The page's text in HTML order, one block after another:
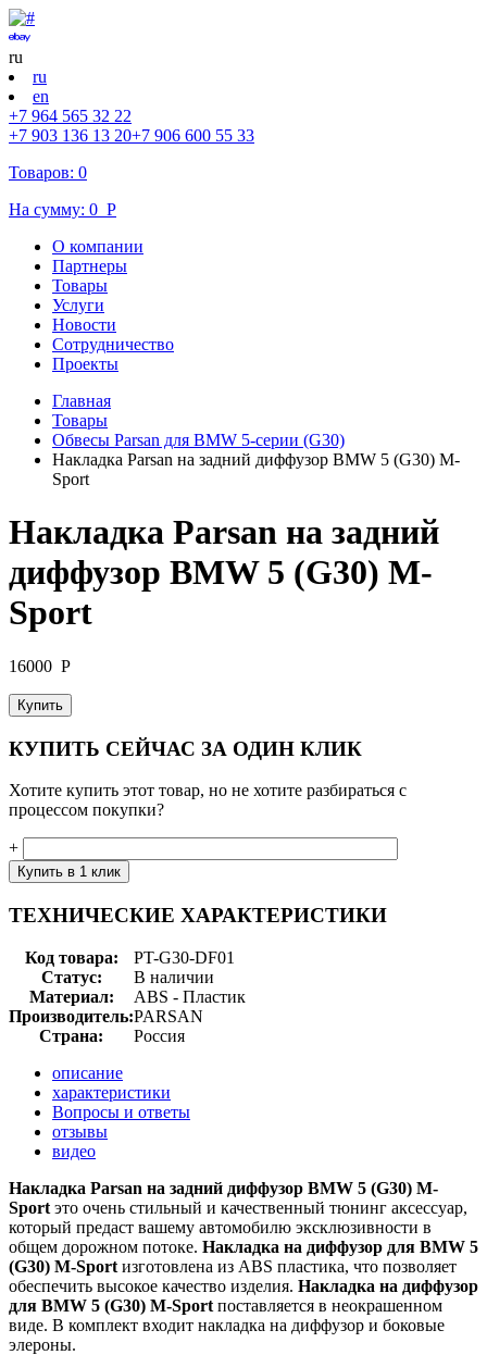
ru
ru
en
+7 964 565 32 22
+7 903 136 13 20+7 906 600 55 33
Товаров: 0
На сумму: 0 Р
О компании
Партнеры
Товары
Услуги
Новости
Cотрудничество
Проекты
Главная
Товары
Обвесы Parsan для BMW 5-серии (G30)
Накладка Parsan на задний диффузор BMW 5 (G30) M-
Sport
Накладка Parsan на задний
диффузор BMW 5 (G30) M-
Sport
16000 Р
Купить
КУПИТЬ СЕЙЧАС ЗА ОДИН КЛИК
Хотите купить этот товар, но не хотите разбираться с
процессом покупки?
+
ТЕХНИЧЕСКИЕ ХАРАКТЕРИСТИКИ
Код товара:
PT-G30-DF01
Статус:
В наличии
Материал:
ABS - Пластик
Производитель:PARSAN
Страна:
Россия
описание
характеристики
Вопросы и ответы
отзывы
видео
Накладка Parsan на задний диффузор BMW 5 (G30) M-
Sport это очень стильный и качественный тюнинг аксессуар,
который предаст вашему автомобилю эксклюзивности в
общем дорожном потоке. Накладка на диффузор для BMW 5
(G30) M-Sport изготовлена из ABS пластика, что позволяет
обеспечить высокое качество изделия. Накладка на диффузор
для BMW 5 (G30) M-Sport поставляется в неокрашенном
виде. В комплект входит накладка на диффузор и боковые
элероны.